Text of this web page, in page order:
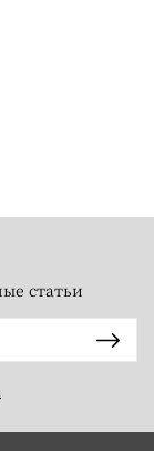
статьи